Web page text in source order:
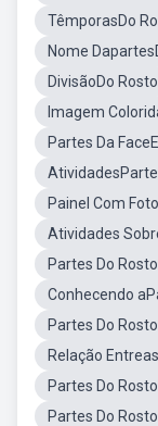
TêmporasDo
Nome
DivisãoDo Rosto
Imagem
Partes Da
Painel Com
Atividades
Partes Do
Conhecendo
Partes Do
Relação
Partes Do
Partes Do